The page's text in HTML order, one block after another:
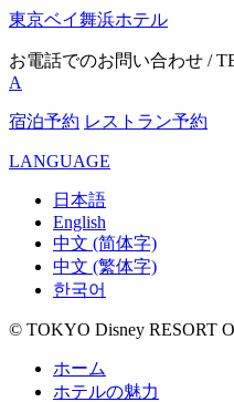
東京ベイ舞浜ホテル
お電話でのお問い合わせ /
A
宿泊予約 レストラン予約
LANGUAGE
日本語
English
中文 (简体字)
中文 (繁体字)
한국어
© TOKYO Disney RESORT
ホーム
ホテルの魅力